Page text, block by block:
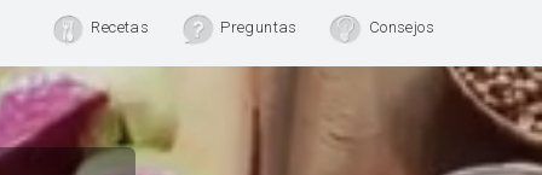
Recetas Preguntas Consejos